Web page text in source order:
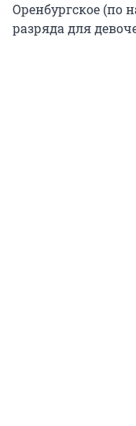
Оренбургское (по
разряда для